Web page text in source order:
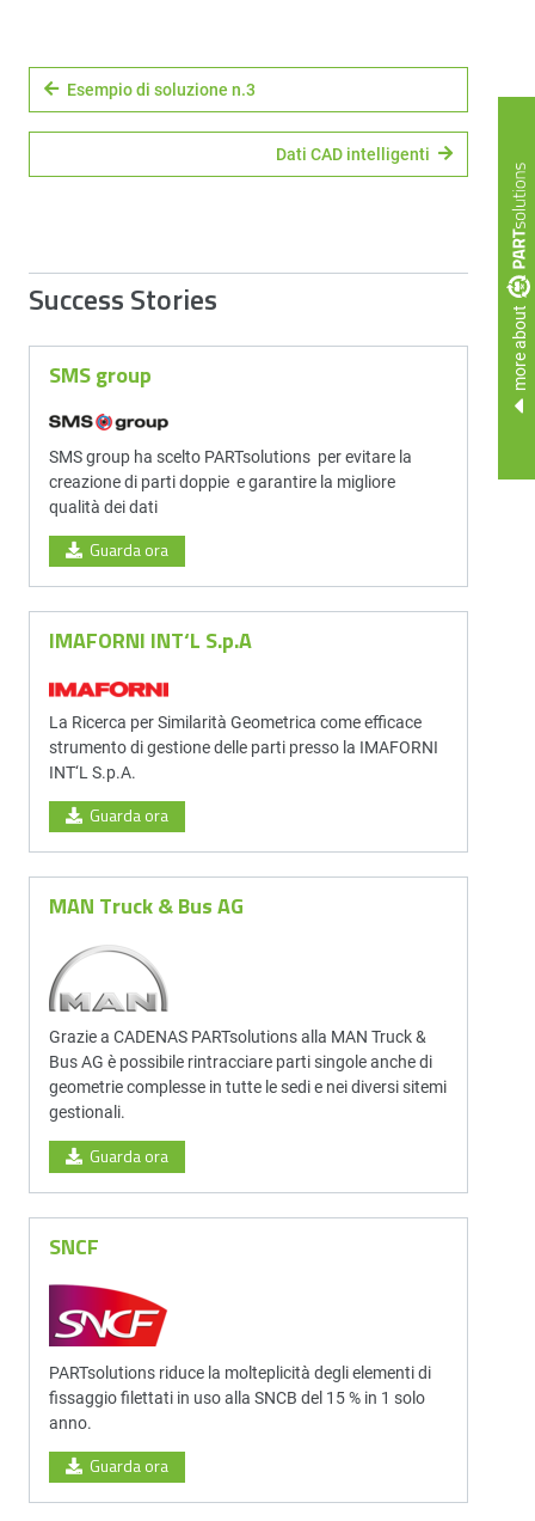
more about
Esempio di soluzione n.3
Dati CAD intelligenti
Success Stories
SMS group
SMS group ha scelto PARTsolutions per evitare la
creazione di parti doppie e garantire la migliore
qualità dei dati
Guarda ora
IMAFORNI INT‘L S.p.A
La Ricerca per Similarità Geometrica come efficace
strumento di gestione delle parti presso la IMAFORNI
INT‘L S.p.A.
Guarda ora
MAN Truck & Bus AG
Grazie a CADENAS PARTsolutions alla MAN Truck &
Bus AG è possibile rintracciare parti singole anche di
geometrie complesse in tutte le sedi e nei diversi sitemi
gestionali.
Guarda ora
SNCF
PARTsolutions riduce la molteplicità degli elementi di
fissaggio filettati in uso alla SNCB del 15 % in 1 solo
anno.
Guarda ora